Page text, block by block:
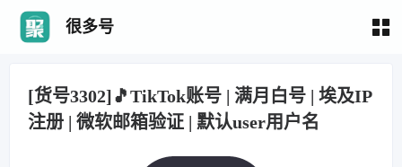
很多号
[货号3302]🎵TikTok账号 | 满月白号 | 埃及IP
注册 | 微软邮箱验证 | 默认user用户名